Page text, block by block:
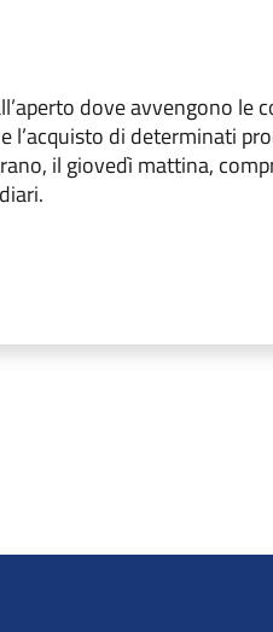
dove avvengono le
l’acquisto di determinati
il giovedì mattina,